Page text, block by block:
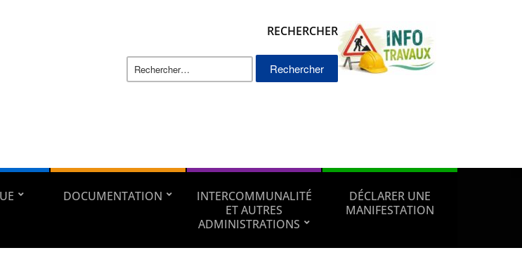
RECHERCHER
Rechercher :
DOCUMENTATION
INTERCOMMUNALITÉ
ET AUTRES
ADMINISTRATIONS
DÉCLARER UNE
MANIFESTATION